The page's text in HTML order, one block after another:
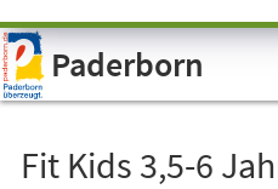
Visuelle
Assistenzsoftware
öffnen.Paderborn
Fit Kids 3,5-6